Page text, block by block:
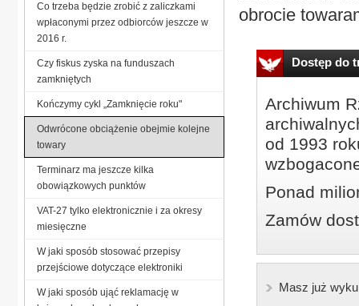
obrocie
Dostęp do
Archiwum
od 1993
Ponad
Zamów
Masz już
Co trzeba będzie zrobić z zaliczkami
wpłaconymi przez odbiorców jeszcze w
2016 r.
Czy fiskus zyska na funduszach
zamkniętych
Kończymy cykl „Zamknięcie roku"
Odwrócone obciążenie obejmie kolejne
towary
Terminarz ma jeszcze kilka
obowiązkowych punktów
VAT-27 tylko elektronicznie i za okresy
miesięczne
W jaki sposób stosować przepisy
przejściowe dotyczące elektroniki
W jaki sposób ująć reklamację w